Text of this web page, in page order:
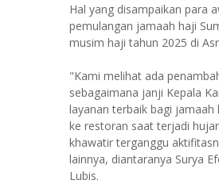
Hal yang disampaikan para
pemulangan jamaah haji
musim haji tahun 2025 di
"Kami melihat ada
sebagaimana janji Kepala
layanan terbaik bagi
ke restoran saat terjadi
khawatir terganggu
lainnya, diantaranya Surya
Lubis.